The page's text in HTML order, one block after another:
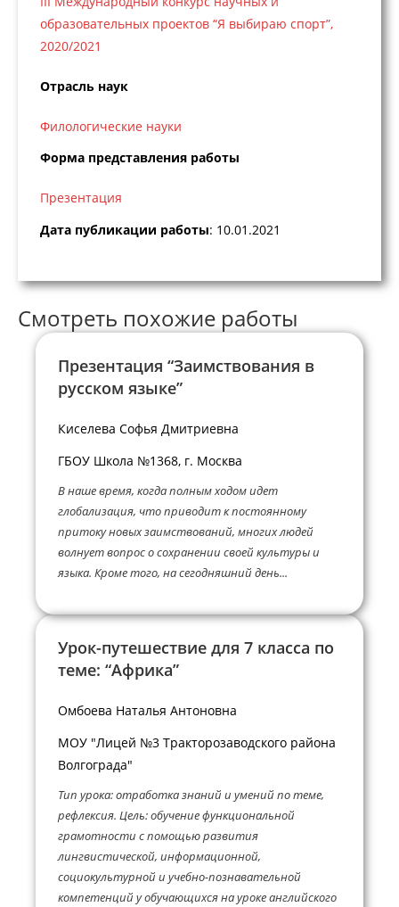
образовательных проектов “Я выбираю спорт”,
2020/2021
Отрасль наук
Филологические науки
Форма представления работы
Презентация
Дата публикации работы: 10.01.2021
Смотреть похожие работы
Презентация “Заимствования в
русском языке”
Киселева Софья Дмитриевна
ГБОУ Школа №1368, г. Москва
В наше время, когда полным ходом идет
глобализация, что приводит к постоянному
притоку новых заимствований, многих людей
волнует вопрос о сохранении своей культуры и
языка. Кроме того, на сегодняшний день...
Урок-путешествие для 7 класса по
теме: “Африка”
Омбоева Наталья Антоновна
МОУ "Лицей №3 Тракторозаводского района
Волгограда"
Тип урока: отработка знаний и умений по теме,
рефлексия. Цель: обучение функциональной
грамотности с помощью развития
лингвистической, информационной,
социокультурной и учебно-познавательной
компетенций у обучающихся на уроке английского